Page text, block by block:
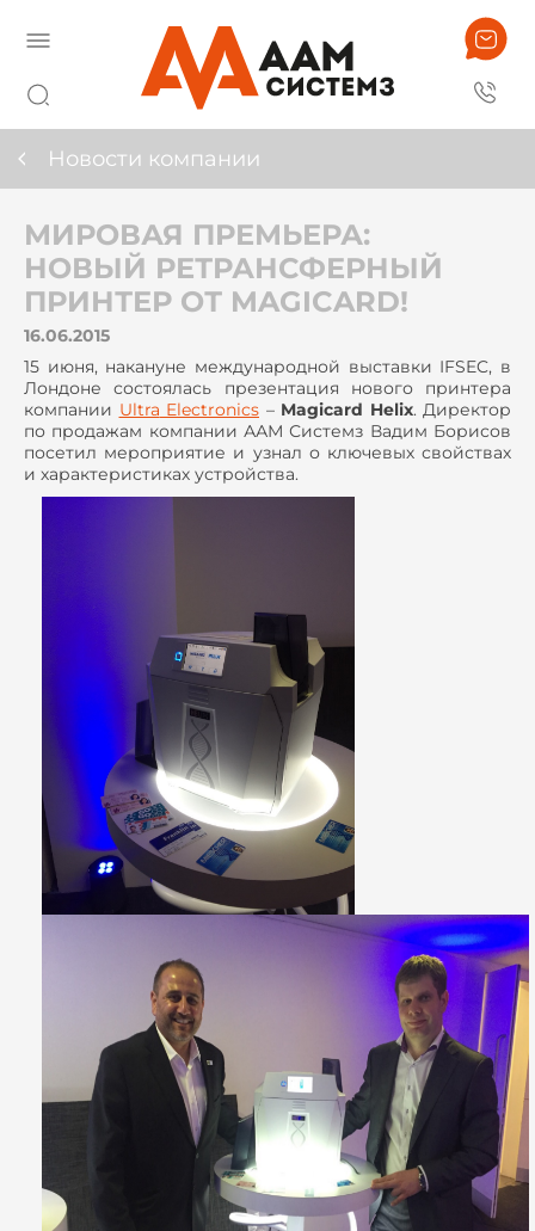
Новости компании
МИРОВАЯ ПРЕМЬЕРА:
НОВЫЙ РЕТРАНСФЕРНЫЙ
ПРИНТЕР ОТ MAGICARD!
16.06.2015
15 июня, накануне международной выставки IFSEC, в
Лондоне состоялась презентация нового принтера
компании Ultra Electronics – Magicard Helix. Директор
по продажам компании ААМ Системз Вадим Борисов
посетил мероприятие и узнал о ключевых свойствах
и характеристиках устройства.